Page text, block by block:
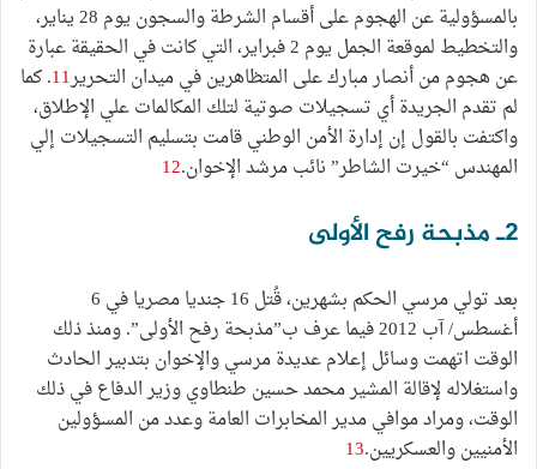
بالمسؤولية عن الهجوم على أقسام الشرطة والسجون يوم 28 يناير،
والتخطيط لموقعة الجمل يوم 2 فبراير، التي كانت في الحقيقة عبارة
عن هجوم من أنصار مبارك على المتظاهرين في ميدان التحرير11. كما
لم تقدم الجريدة أي تسجيلات صوتية لتلك المكالمات علي الإطلاق،
واكتفت بالقول إن إدارة الأمن الوطني قامت بتسليم التسجيلات إلي
المهندس “خيرت الشاطر” نائب مرشد الإخوان.12
2ـ مذبحة رفح الأولى
بعد تولي مرسي الحكم بشهرين، قُتل 16 جنديا مصريا في 6
أغسطس/ آب 2012 فيما عرف ب”مذبحة رفح الأولى”. ومنذ ذلك
الوقت اتهمت وسائل إعلام عديدة مرسي والإخوان بتدبير الحادث
واستغلاله لإقالة المشير محمد حسين طنطاوي وزير الدفاع في ذلك
الوقت، ومراد موافي مدير المخابرات العامة وعدد من المسؤولين
الأمنيين والعسكريين.13